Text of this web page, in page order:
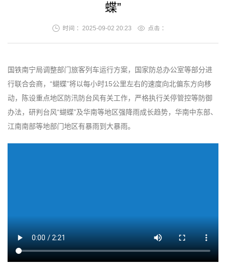
蝶”
时间 ：2025-09-02 20:23 点击 ：
国铁南宁局调整部门旅客列车运行方案，国家防总办公室等部分进
行联合会商，“蝴蝶”将以每小时15公里左右的速度向北偏东方向移
动，陈设重点地区防汛防台风有关工作，严格执行关停管控等防御
办法，研判台风“蝴蝶”及华南等地区强降雨成长趋势，华南中东部、
江南南部等地部门地区有暴雨到大暴雨。